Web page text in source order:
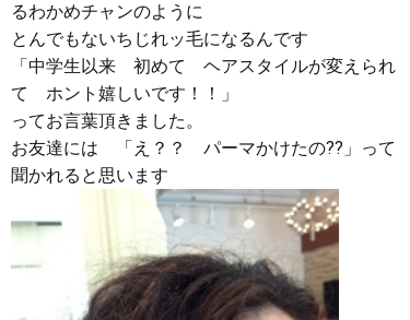
るわかめチャンのように
とんでもないちじれッ毛になるんです
「中学生以来 初めて ヘアスタイルが変えられ
て ホント嬉しいです！！」
ってお言葉頂きました。
お友達には 「え？？ パーマかけたの??」って
聞かれると思います